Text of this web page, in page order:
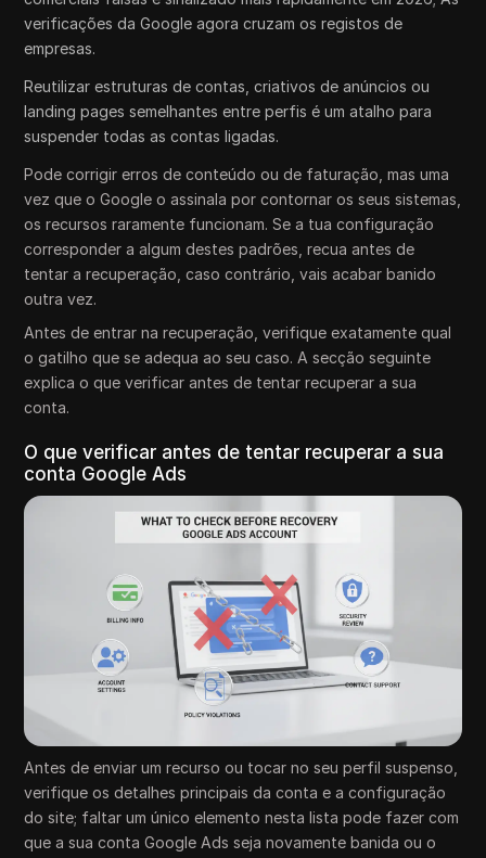
verificações da Google agora cruzam os registos de
empresas.
Reutilizar estruturas de contas, criativos de anúncios ou
landing pages semelhantes entre perfis é um atalho para
suspender todas as contas ligadas.
Pode corrigir erros de conteúdo ou de faturação, mas uma
vez que o Google o assinala por contornar os seus sistemas,
os recursos raramente funcionam. Se a tua configuração
corresponder a algum destes padrões, recua antes de
tentar a recuperação, caso contrário, vais acabar banido
outra vez.
Antes de entrar na recuperação, verifique exatamente qual
o gatilho que se adequa ao seu caso. A secção seguinte
explica o que verificar antes de tentar recuperar a sua
conta.
O que verificar antes de tentar recuperar a sua
conta Google Ads
Antes de enviar um recurso ou tocar no seu perfil suspenso,
verifique os detalhes principais da conta e a configuração
do site; faltar um único elemento nesta lista pode fazer com
que a sua conta Google Ads seja novamente banida ou o